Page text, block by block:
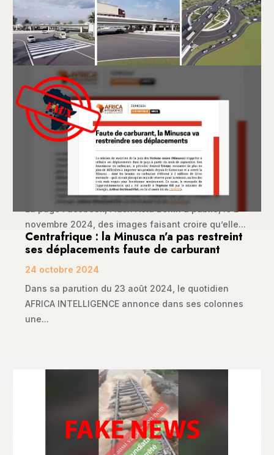
Bénin : faux, ces images ne montrent pas
la maquette du futur échangeur de
Vêdoko
10 novembre 2024
novembre 2024, des images faisant croire qu’elle...
Centrafrique : la Minusca n’a pas restreint
ses déplacements faute de carburant
24 octobre 2024
Dans sa parution du 23 août 2024, le quotidien
AFRICA INTELLIGENCE annonce dans ses colonnes
une...